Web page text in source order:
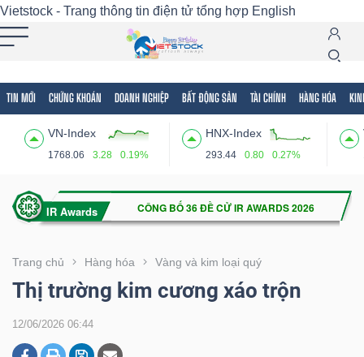
Vietstock - Trang thông tin điện tử tổng hợp English
TIN MỚI CHỨNG KHOÁN DOANH NGHIỆP BẤT ĐỘNG SẢN TÀI CHÍNH HÀNG HÓA
VN-Index
1768.06 3.28 0.19%
HNX-Index
293.44 0.80 0.27%
Trang chủ Hàng hóa Vàng và kim loại quý
Thị trường kim cương xáo trộn
12/06/2026 06:44
Tất cả Tính năng Ngành Mã chứng khoán
Tính
(-)
VIETSTOCK
CHỨNG
KHOÁN